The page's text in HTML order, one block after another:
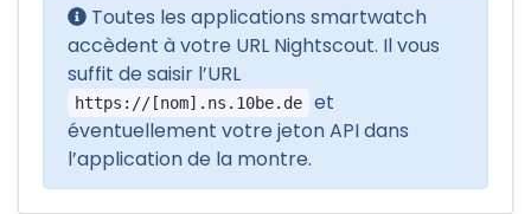
Toutes les applications smartwatch
accèdent à votre URL Nightscout. Il vous
suffit de saisir l’URL
https://[nom].ns.10be.de
et
éventuellement votre jeton API dans
l’application de la montre.